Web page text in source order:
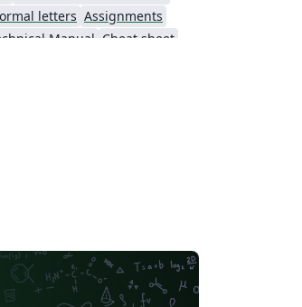
letters Assignments
Manual Cheat sheet